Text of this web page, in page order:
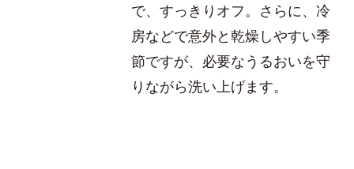
で、すっきりオフ。さらに、冷
房などで意外と乾燥しやすい季
節ですが、必要なうるおいを守
りながら洗い上げます。